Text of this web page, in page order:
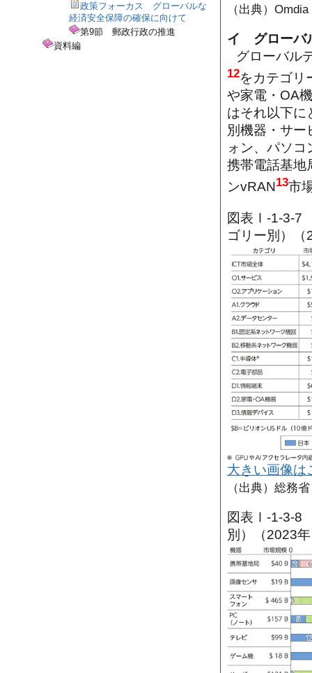
（出典）Omdia
イ グローバ
グローバル
12をカテゴリ
や家電・OA
はそれ以下に
別機器・サー
ォン、パソ
携帯電話基地
ンvRAN13市
図表Ⅰ-1-3-7
ゴリー別）（
大きい画像は
（出典）総務
図表Ⅰ-1-3-8
別）（2023
政策フォーカス グローバルな
経済安全保障の確保に向けて
第9節 郵政行政の推進
資料編